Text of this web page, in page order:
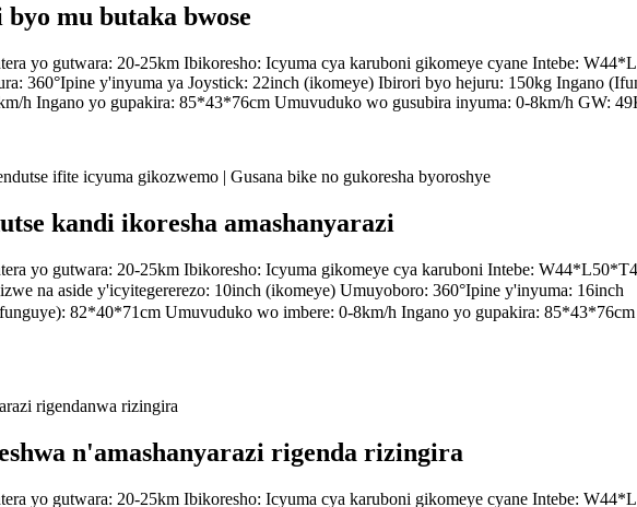
mu butaka bwose
yo gutwara: 20-25km Ibikoresho: Icyuma cya karuboni gikomeye cyane Intebe:
360°Ipine y'inyuma ya Joystick: 22inch (ikomeye) Ibirori byo hejuru: 150kg Ingano
h Ingano yo gupakira: 85*43*76cm Umuvuduko wo gusubira inyuma: 0-8km/h GW:
kandi ikoresha amashanyarazi
yo gutwara: 20-25km Ibikoresho: Icyuma gikomeye cya karuboni Intebe:
na aside y'icyitegererezo: 10inch (ikomeye) Umuyoboro: 360°Ipine y'inyuma:
82*40*71cm Umuvuduko wo imbere: 0-8km/h Ingano yo gupakira:
n'amashanyarazi rigenda rizingira
yo gutwara: 20-25km Ibikoresho: Icyuma cya karuboni gikomeye cyane Intebe: